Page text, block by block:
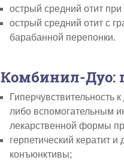
острый средний отит
острый средний отит с
барабанной перепонки.
Комбинил-Дуо:
Гиперчувствительность
либо вспомогательным
лекарственной формы
герпетический кератит
конъюнктивы;